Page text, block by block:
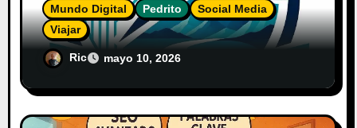
Mundo Digital
Pedrito
Social Media
Viajar
El Diario del Explorador Digital
Ric mayo 10, 2026